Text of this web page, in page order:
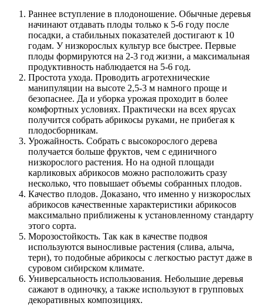
Раннее вступление в плодоношение. Обычные деревья
начинают отдавать плоды только к 5-6 году после
посадки, а стабильных показателей достигают к 10
годам. У низкорослых культур все быстрее. Первые
плоды формируются на 2-3 год жизни, а максимальная
продуктивность наблюдается на 5-6 год.
Простота ухода. Проводить агротехнические
манипуляции на высоте 2,5-3 м намного проще и
безопаснее. Да и уборка урожая проходит в более
комфортных условиях. Практически на всех ярусах
получится собрать абрикосы руками, не прибегая к
плодосборникам.
Урожайность. Собрать с высокорослого дерева
получается больше фруктов, чем с единичного
низкорослого растения. Но на одной площади
карликовых абрикосов можно расположить сразу
несколько, что повышает объемы собранных плодов.
Качество плодов. Доказано, что именно у низкорослых
абрикосов качественные характеристики абрикосов
максимально приближены к установленному стандарту
этого сорта.
Морозостойкость. Так как в качестве подвоя
используются выносливые растения (слива, алыча,
терн), то подобные абрикосы с легкостью растут даже в
суровом сибирском климате.
Универсальность использования. Небольшие деревья
сажают в одиночку, а также используют в групповых
декоративных композициях.